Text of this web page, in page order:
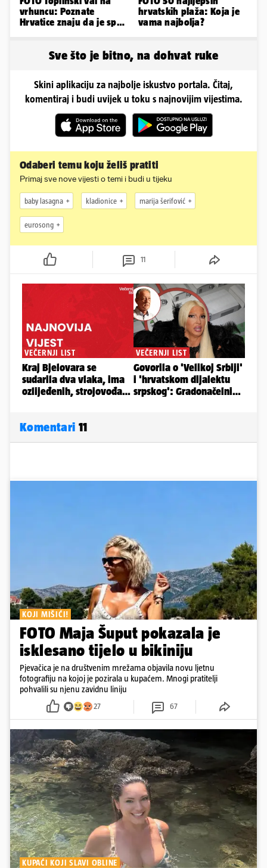
vrhuncu: Poznate
Hrvatice znaju da je spas
hrvatskih plaža: Koja je
vama najbolja?
Sve što je bitno, na dohvat ruke
Skini aplikaciju za najbolje iskustvo portala. Čitaj,
komentiraj i budi uvijek u toku s najnovijim vijestima.
Odaberi temu koju želiš pratiti
Primaj sve nove vijesti o temi i budi u tijeku
baby lasagna kladionice marija šerifović
eurosong
11
Komentari 11
KOJI MIŠIĆI!
FOTO Maja Šuput pokazala je
isklesano tijelo u bikiniju
Pjevačica je na društvenim mrežama objavila novu ljetnu
fotografiju na kojoj je pozirala u kupaćem. Mnogi pratitelji
pohvalili su njenu zavidnu liniju
27 67
KUPAĆI KOJI SLAVI OBLINE